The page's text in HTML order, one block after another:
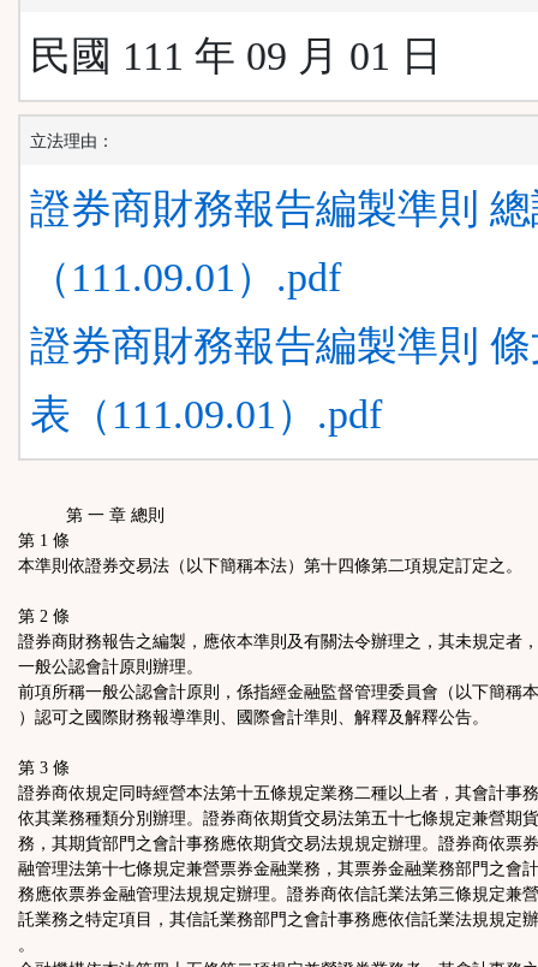
民國 111 年 09 月 01 日
立法理由：
證券商財務報告編製準則
（111.09.01）.pdf
證券商財務報告編製準則
表（111.09.01）.pdf
第 一 章 總則
第 1 條
本準則依證券交易法（以下簡稱本法）第十四條第二項規定訂定之。
第 2 條
證券商財務報告之編製，應依本準則及有關法令辦理之，其未規定者
一般公認會計原則辦理。
前項所稱一般公認會計原則，係指經金融監督管理委員會（以下簡稱
）認可之國際財務報導準則、國際會計準則、解釋及解釋公告。
第 3 條
證券商依規定同時經營本法第十五條規定業務二種以上者，其會計事
依其業務種類分別辦理。證券商依期貨交易法第五十七條規定兼營期
務，其期貨部門之會計事務應依期貨交易法規規定辦理。證券商依票
融管理法第十七條規定兼營票券金融業務，其票券金融業務部門之會
務應依票券金融管理法規規定辦理。證券商依信託業法第三條規定兼
託業務之特定項目，其信託業務部門之會計事務應依信託業法規規定
。